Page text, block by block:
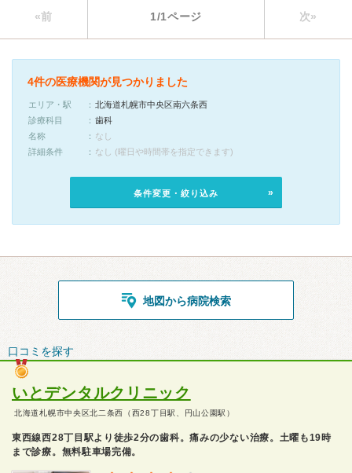
«前 1/1ページ 次»
4件の医療機関が見つかりました
エリア・駅
北海道札幌市中央区南六条西
診療科目
歯科
名称
なし
詳細条件
なし (曜日や時間帯を指定できます)
条件変更・絞り込み
地図から病院検索
口コミを探す
いとデンタルクリニック
北海道札幌市中央区北二条西（西28丁目駅、円山公園駅）
東西線西28丁目駅より徒歩2分の歯科。痛みの少ない治療。土曜も19時
まで診療。無料駐車場完備。